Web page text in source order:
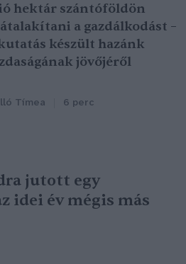
hektár szántóföldön
a gazdálkodást –
készült hazánk
jövőjéről
Tímea 6 perc
jutott egy
idei év mégis más